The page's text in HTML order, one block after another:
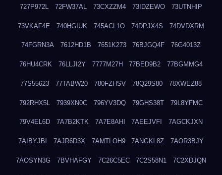
727P972L 72FW37AL 73CXZZM4 73IDZEWO 73UTNHIP
73VKAF4E 740HGIUK 745ACL1O 74DPJX4S 74DVDXRM
74FGRN3A 7612HD1B 7651K273 76BJGQ4F 76G4013Z
76HU4CRK 76LLJI2Y 7777M27H 77BED9B2 77BGMMG4
77S55623 77TABW20 780FZHSV 78Q29S80 78XWEZ88
792RHX5L 7939XN0C 796YV3DQ 79GHS38T 79L8YFMC
79V4EL6D 7A7B2KTK 7A7E8AHI 7AEEJVFI 7AGCKJXN
7AIBYJBI 7AJR6D3X 7AMTLOH9 7ANGKL8Z 7AOR3BJY
7AOSYN3G 7BVHAFGY 7C26C5EC 7C2S58N1 7C2XDJQN